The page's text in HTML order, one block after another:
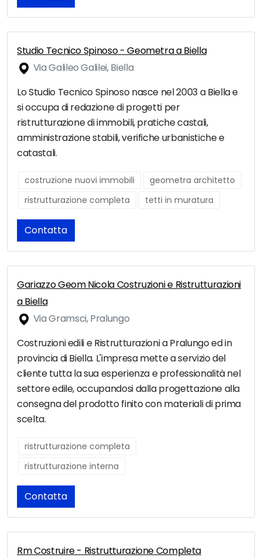
Studio Tecnico Spinoso - Geometra a Biella
Via Galileo Galilei, Biella
Lo Studio Tecnico Spinoso nasce nel 2003 a Biella e
si occupa di redazione di progetti per
ristrutturazione di immobili, pratiche castali,
amministrazione stabili, verifiche urbanistiche e
catastali.
costruzione nuovi immobili
geometra architetto
ristrutturazione completa
tetti in muratura
Contatta
Gariazzo Geom Nicola Costruzioni e Ristrutturazioni
a Biella
Via Gramsci, Pralungo
Costruzioni edili e Ristrutturazioni a Pralungo ed in
provincia di Biella. L'impresa mette a servizio del
cliente tutta la sua esperienza e professionalità nel
settore edile, occupandosi dalla progettazione alla
consegna del prodotto finito con materiali di prima
scelta.
ristrutturazione completa
ristrutturazione interna
Contatta
Rm Costruire - Ristrutturazione Completa